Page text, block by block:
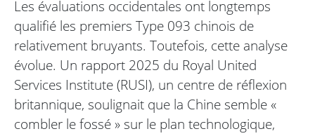
Les évaluations occidentales ont longtemps
qualifié les premiers Type 093 chinois de
relativement bruyants. Toutefois, cette analyse
évolue. Un rapport 2025 du Royal United
Services Institute (RUSI), un centre de réflexion
britannique, soulignait que la Chine semble «
combler le fossé » sur le plan technologique,